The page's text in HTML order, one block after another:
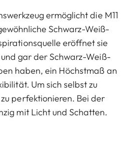
ermöglicht die M11
Schwarz-Weiß-
eröffnet sie
gar der Schwarz-Weiß-
haben, ein Höchstmaß an
Um sich selbst zu
perfektionieren. Bei der
mit Licht und Schatten.